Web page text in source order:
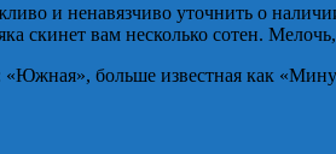
и ненавязчиво уточнить о
скинет вам несколько сотен.
больше известная как